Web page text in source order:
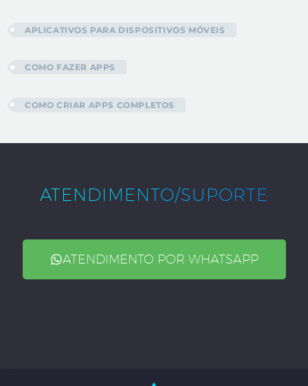
APLICATIVOS PARA DISPOSITIVOS MÓVEIS
COMO FAZER APPS
COMO CRIAR APPS COMPLETOS
ATENDIMENTO/SUPORTE
ATENDIMENTO POR WHATSAPP